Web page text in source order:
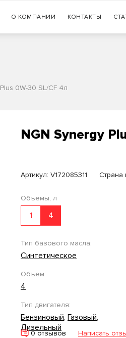
Гарантия
О КОМПАНИИ КОНТАКТЫ
0W-30 SL/CF 4л
NGN Synergy
Артикул: V172085311 Страна
Объемы, л
1 4
Тип базового масла:
Синтетическое
Объем:
4
Тип двигателя:
Бензиновый, Газовый,
Дизельный
0 отзывов Написать